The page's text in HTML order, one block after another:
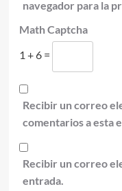
navegador para la
Math Captcha
1 + 6 =
Recibir un correo
comentarios a esta
Recibir un correo
entrada.